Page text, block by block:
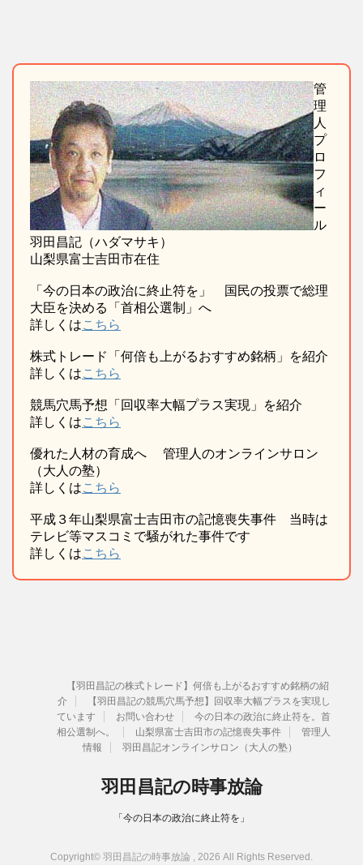
管
理
人
プ
ロ
フ
ィ
ー
ル
羽田昌記（ハダマサキ）
山梨県富士吉田市在住
「今の日本の政治に終止符を」 国民の投票で総理
大臣を決める「首相公選制」へ
詳しくはこちら
株式トレード「何倍も上がるおすすめ銘柄」を紹介
詳しくはこちら
競馬穴馬予想「回収率大幅プラス実現」を紹介
詳しくはこちら
優れた人材の育成へ 管理人のオンラインサロン
（大人の塾）
詳しくはこちら
平成３年山梨県富士吉田市の記憶喪失事件 当時は
テレビ等マスコミで騒がれた事件です
詳しくはこちら
【羽田昌記の株式トレード】何倍も上がるおすすめ銘柄の紹
介
【羽田昌記の競馬穴馬予想】回収率大幅プラスを実現し
ています
お問い合わせ
今の日本の政治に終止符を。首
相公選制へ。
山梨県富士吉田市の記憶喪失事件
管理人
情報
羽田昌記オンラインサロン（大人の塾）
羽田昌記の時事放論
「今の日本の政治に終止符を」
Copyright© 羽田昌記の時事放論 , 2026 All Rights Reserved.